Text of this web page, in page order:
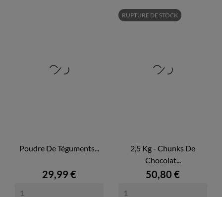
Poudre De Téguments...
29,99 €
2,5 Kg - Chunks De
Chocolat...
50,80 €
RUPTURE DE STOCK